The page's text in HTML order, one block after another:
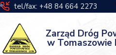
tel/fax: +48 84 664 2273
Zarząd Dróg
w Tomaszowie